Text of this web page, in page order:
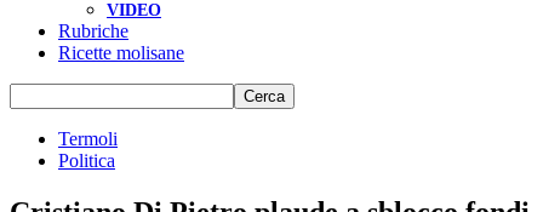
VIDEO
Rubriche
Ricette molisane
Termoli
Politica